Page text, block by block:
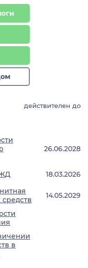
действителен до
26.06.2028
18.03.2026
14.05.2029
в